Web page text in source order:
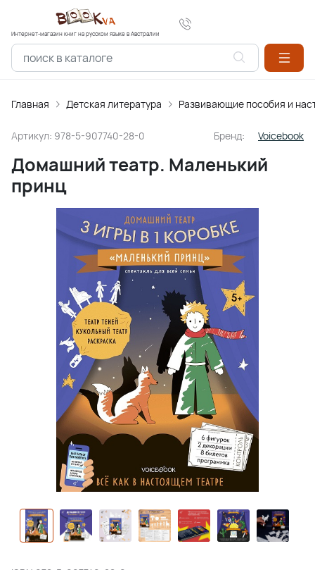
Интернет-магазин книг на русском языке в Австралии
Главная Детская литература Развивающие пособия и
Артикул: 978-5-907740-28-0 Бренд: Voicebook
Домашний театр. Маленький
принц